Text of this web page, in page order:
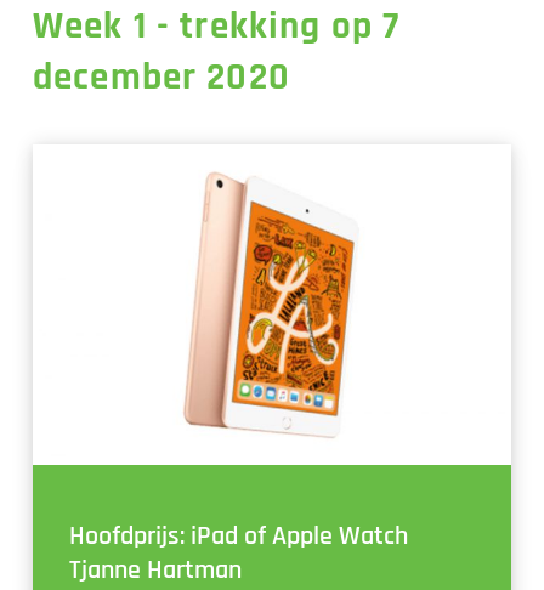
Week 1 - trekking op 7
december 2020
Hoofdprijs: iPad of Apple Watch
Tjanne Hartman